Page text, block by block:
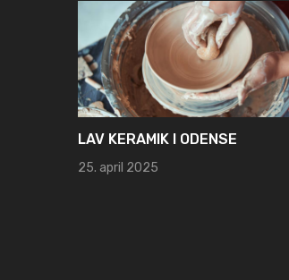
LAV KERAMIK I ODENSE
25. april 2025